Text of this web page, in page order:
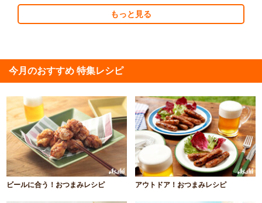
もっと見る
今月のおすすめ 特集レシピ
ビールに合う！おつまみレシピ アウトドア！おつまみレシピ